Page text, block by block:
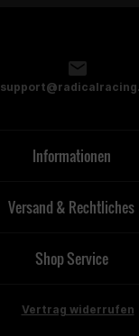
Informationen
Versand & Rechtliches
Shop Service
Vertrag widerrufen